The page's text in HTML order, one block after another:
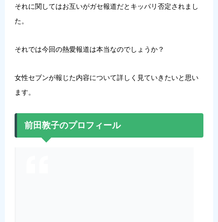
それに関してはお互いがガセ報道だとキッパリ否定されまし
た。
それでは今回の熱愛報道は本当なのでしょうか？
女性セブンが報じた内容について詳しく見ていきたいと思い
ます。
前田敦子のプロフィール